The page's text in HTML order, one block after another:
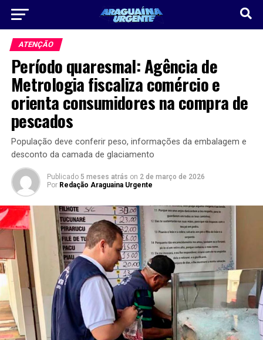
ATENÇÃO
Período quaresmal: Agência de
Metrologia fiscaliza comércio e
orienta consumidores na compra de
pescados
População deve conferir peso, informações da embalagem e
desconto da camada de glaciamento
Publicado 5 meses atrás on 2 de março de 2026
Por Redação Araguaina Urgente